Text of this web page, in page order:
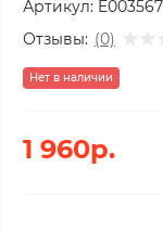
Артикул: E003567
Отзывы: (0)
Нет в наличии
1 960р.